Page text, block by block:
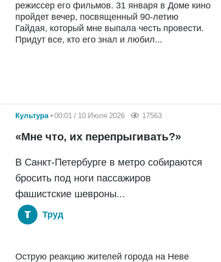
режиссер его фильмов. 31 января в Доме кино
пройдет вечер, посвященный 90-летию
Гайдая, который мне выпала честь провести.
Придут все, кто его знал и любил...
Культура 00:01 / 10 Июля 2026 17563
«Мне что, их перепрыгивать?»
В Санкт-Петербурге в метро собираются
бросить под ноги пассажиров
фашистские шевроны...
Труд
Острую реакцию жителей города на Неве